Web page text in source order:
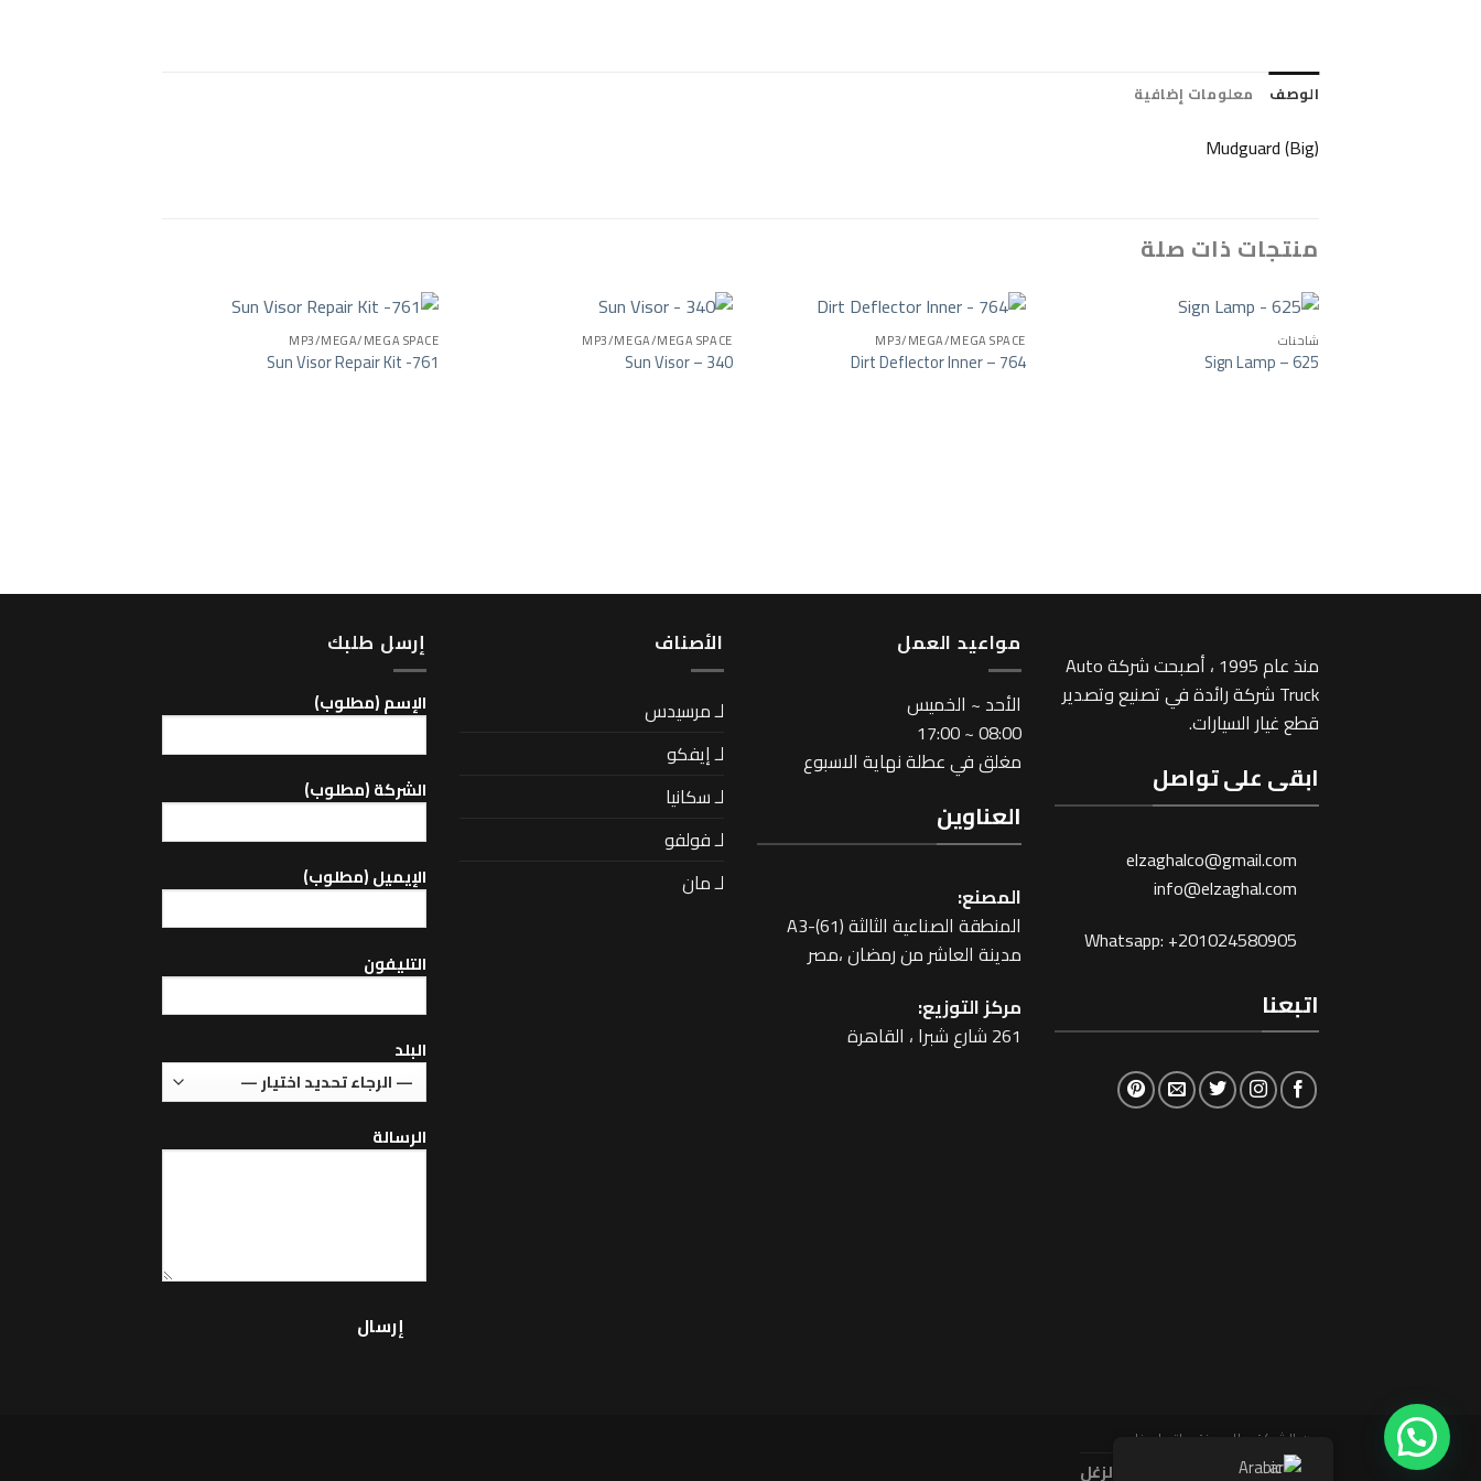
الوصف معلومات إضافية
Mudguard (Big)
منتجات ذات صلة
Add to wishlist
شاحنات
Sign Lamp – 625
Add to wishlist
MP3/MEGA/MEGA SPACE
Dirt Deflector Inner – 764
Add to wishlist
MP3/MEGA/MEGA SPACE
Sun Visor – 340
MP3/MEGA/MEGA SPACE
Sun Visor Repair Kit -761
منذ عام 1995 ، أصبحت شركة Auto
Truck شركة رائدة في تصنيع وتصدير
قطع غيار السيارات.
ابقى على تواصل
elzaghalco@gmail.com
info@elzaghal.com
Whatsapp: +201024580905
اتبعنا
مواعيد العمل
اﻷحد ~ الخميس
08:00 ~ 17:00
مغلق في عطلة نهاية الاسبوع
العناوين
المصنع:
المنطقة الصناعية الثالثة A3-(61)
مدينة العاشر من رمضان ،مصر
مركز التوزيع:
261 شارع شبرا ، القاهرة
اﻷصناف
لـ مرسيدس
لـ إيفكو
لـ سكانيا
لـ فولفو
لـ مان
إرسل طلبك
اﻹسم (مطلوب)
الشركة (مطلوب)
اﻹيميل (مطلوب)
التليفون
البلد
الرسالة
عن الشركة المدونة اتصل بنا
حقوق النشر محفوظة 2026 © الزغل Arabic